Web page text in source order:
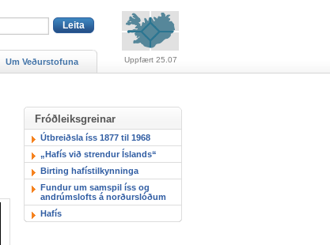
Fróðleiksgreinar
Útbreiðsla íss 1877 til 1968
„Hafís við strendur Íslands“
Birting hafístilkynninga
Fundur um samspil íss og
andrúmslofts á norðurslóðum
Hafís
Um Veðurstofuna Uppfært 25.07